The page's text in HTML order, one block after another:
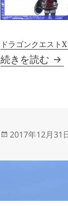
ドラゴンクエスト
続きを読む 【
投
日:
2017年12月31